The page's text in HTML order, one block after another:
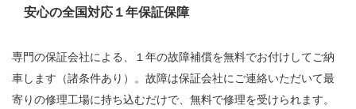
安心の全国対応１年保証保障
専門の保証会社による、１年の故障補償を無料でお付けしてご納
車します（諸条件あり）。故障は保証会社にご連絡いただいて最
寄りの修理工場に持ち込むだけで、無料で修理を受けられます。